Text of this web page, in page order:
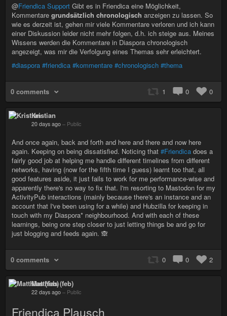
@Friendica Support Gibt es in Friendica eine Möglichkeit,
Kommentare grundsätzlich chronologisch anzeigen zu lassen. So
wie es derzeit ist, gehen mir viele Kommentare verloren und ich kann
einer Diskussion leider nicht mehr folgen, d.h. ich steige aus. Meines
Wissens werden die Kommentare in Diaspora chronologisch
angezeigt, was mir die Verfolgung eines Themas sehr erleichtert.
#diaspora #friendica #kommentare #chronologisch #thema
0 comments 1 0 0
Kristian
20 days ago – Public
And once again, back and forth and here and there and now here
again. Keeping on being dissatisfied. Noticing that #Friendica does a
fairly good job at helping me handle different timelines from different
networks, having (now for the fifth time I guess) learnt too that, all
good features aside, it just fails to work for me performance-wise and
apparently there's no way to fix that. I'm resorting to Mastodon for my
ActivityPub interactions (mainly because there's an instance and an
account that I've been using for a while) and Hubzilla for keeping in
touch with my Diaspora* neighbourhood. And with each of these
learnings, being one step closer to just letting things be and go for
just blogging and feeds again. 🙈
0 comments 0 0 2
Matthias (feb)
22 days ago – Public
Friendica Plausch